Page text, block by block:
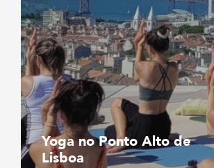
Yoga no Ponto Alto de
Lisboa